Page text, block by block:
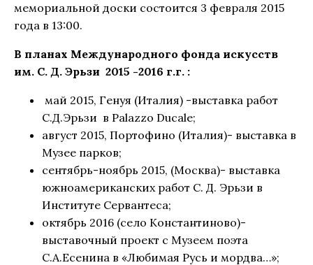
мемориальной доски состоится 3 февраля 2015
года в 13:00.
В планах Международного фонда искусств
им. С. Д. Эрьзи 2015 -2016 г.г. :
май 2015, Генуя (Италия) -выставка работ
С.Д.Эрьзи в Palazzo Ducale;
август 2015, Портофино (Италия)- выставка в
Музее парков;
сентябрь-ноябрь 2015, (Москва)- выставка
южноамериканских работ С. Д. Эрьзи в
Институте Сервантеса;
октябрь 2016 (село Константиново)-
выставочный проект с Музеем поэта
С.А.Есенина в «Любимая Русь и мордва…»;